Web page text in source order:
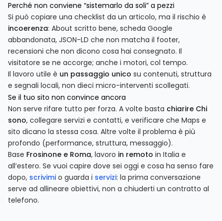
Perché non conviene “sistemarlo da soli” a pezzi
Si può copiare una checklist da un articolo, ma il rischio è
incoerenza: About scritto bene, scheda Google
abbandonata, JSON-LD che non matcha il footer,
recensioni che non dicono cosa hai consegnato. Il
visitatore se ne accorge; anche i motori, col tempo.
Il lavoro utile è un passaggio unico su contenuti, struttura
e segnali locali, non dieci micro-interventi scollegati.
Se il tuo sito non convince ancora
Non serve rifare tutto per forza. A volte basta chiarire Chi
sono, collegare servizi e contatti, e verificare che Maps e
sito dicano la stessa cosa. Altre volte il problema è più
profondo (performance, struttura, messaggio).
Base Frosinone e Roma, lavoro in remoto in Italia e
all’estero. Se vuoi capire dove sei oggi e cosa ha senso fare
dopo, scrivimi o guarda i servizi: la prima conversazione
serve ad allineare obiettivi, non a chiuderti un contratto al
telefono.